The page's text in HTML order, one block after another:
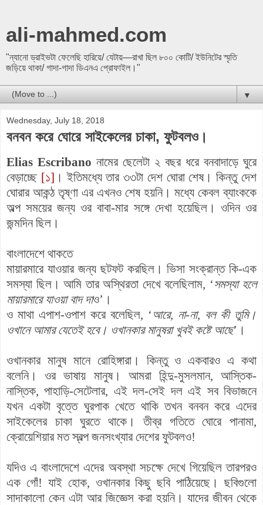
ali-mahmed.com
"ন্যানো ড্রাইভটা ফেলেছি হারিয়ে/ যেটায়—রাখা ছিল ৮০০ কোটি/ ইউনিটের স্মৃতি
জড়িয়ে থাকা/ গাদা-গাদা ডিএনএ প্রোফাইল।"
▼
Wednesday, July 18, 2018
বনবন করে ঘোরে সাইকেলের চাকা, ফুটবলও।
Elias Escribano নামের ছেলেটা ২ বছর ধরে বনবাদাড়ে ঘুরে
বেড়াচ্ছে [১] । ইতিমধ্যে তার ৩৩টা দেশ ঘোরা শেষ। কিন্তু দেশ
ঘোরার আকন্ঠ তৃষ্ণা এর এখনও শেষ হয়নি। মধ্যে কেবল ব্যাংককে
অল্প সময়ের জন্য ওর বাবা-মার সঙ্গে দেখা হয়েছিল। ওদিন ওর
জন্মদিন ছিল।
বাংলাদেশে থাকতে
মায়ারমারে যাওয়ার জন্য ছটফট করছিল। ভিসা সংক্রান্ত কি-এক
সমস্যা ছিল। আমি তার অস্থিরতা দেখে বলেছিলাম, ‘সমস্যা হলে
মায়ারমারে যাওয়া বাদ দাও’।
ও মাথা এপাশ-ওপাশ করে বলেছিল, ‘আরে, না-না, বল কী তুমি।
ওখানে আমার যেতেই হবে। ওখানকার মানুষরা খুবই কষ্টে আছে’।
ওখানকার মানুষ মানে রোহিঙ্গারা। কিন্তু ও একবারও এ কথা
বলেনি। ওর ভাষায় মানুষ। আমরা হিন্দু-মুসলমান, আস্তিক-
নাস্তিক, পাহাড়ি-সেটেলার, এই দল-সেই দল এই সব বিভাজনে
যখন একটা বৃত্তে ঘুরপাক খেতে থাকি তখন বনবন করে এদের
সাইকেলের চাকা ঘুরতে থাকে। তীব্র গতিতে ঘোরে পানামা,
ক্রোয়েশিয়ার মত স্বল্প জনসংখ্যার দেশের ফুটবলও!
যদিও এ বাংলাদেশে এদের অবস্থা সচক্ষে দেখে গিয়েছিল তারপরও
এক গোঁ! যাই হোক, ওখানকার কিছু ছবি পাঠিয়েছে। ছবিগুলো
সাদাকালো কেন এটা আর জিজ্ঞেস করা হয়নি। যাদের জীবন থেকে